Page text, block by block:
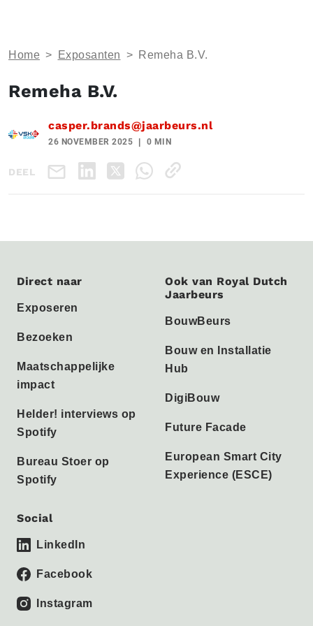
Home > Exposanten > Remeha B.V.
Remeha B.V.
casper.brands@jaarbeurs.nl
26 NOVEMBER 2025 0 MIN
DEEL
Direct naar
Exposeren
Bezoeken
Maatschappelijke
impact
Helder! interviews op
Spotify
Bureau Stoer op
Spotify
Ook van Royal Dutch
Jaarbeurs
BouwBeurs
Bouw en Installatie
Hub
DigiBouw
Future Facade
European Smart City
Experience (ESCE)
Social
LinkedIn
Facebook
Instagram